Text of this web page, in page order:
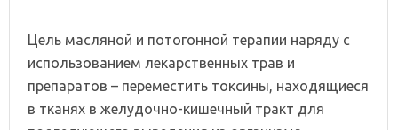
Цель масляной и потогонной терапии наряду с
использованием лекарственных трав и
препаратов – переместить токсины, находящиеся
в тканях в желудочно-кишечный тракт для